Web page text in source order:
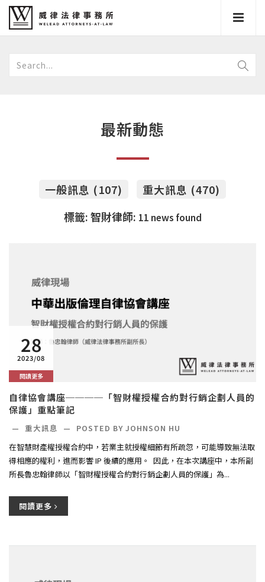
最新動態
一般訊息 (107)
重大訊息 (470)
標籤: 智財律師: 11 news found
28
2023/08
閱讀更多
自律協會講座────「智財權授權合約對行銷企劃人員的
保護」重點筆記
— 重大訊息 —
POSTED BY JOHNSON HU
在智慧財產權授權合約中，若業主就授權細節有所疏忽，可能導致無法取
得相應的權利，進而影響 IP 後續的應用。 ​ 因此，在本次講座中，本所副
所長魯忠翰律師以「智財權授權合約對行銷企劃人員的保護」為...
閱讀更多